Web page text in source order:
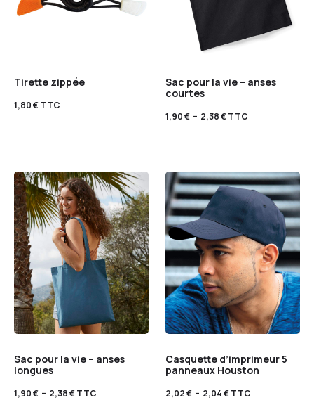
Tirette zippée
1,80€TTC
Sac pour la vie – anses
courtes
1,90€ – 2,38€TTC
Sac pour la vie – anses
longues
1,90€ – 2,38€TTC
Casquette d’imprimeur 5
panneaux Houston
2,02€ – 2,04€TTC